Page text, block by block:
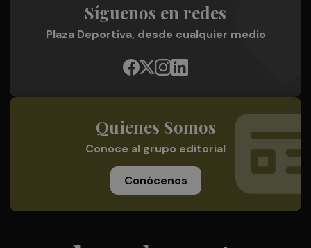
Síguenos en redes
Plaza Deportiva, desde cualquier medio
Quienes Somos
Conoce al grupo editorial
Conócenos